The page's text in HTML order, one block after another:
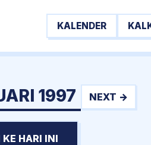
KALENDER
1997 NEXT →
HARI INI